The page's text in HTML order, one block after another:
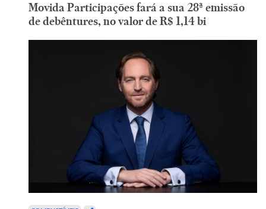
Movida Participações fará a sua 28ª emissão
de debêntures, no valor de R$ 1,14 bi